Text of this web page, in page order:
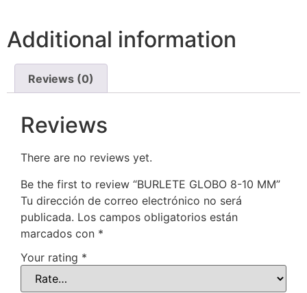
Additional information
Reviews (0)
Reviews
There are no reviews yet.
Be the first to review “BURLETE GLOBO 8-10 MM”
Tu dirección de correo electrónico no será
publicada. Los campos obligatorios están
marcados con *
Your rating *